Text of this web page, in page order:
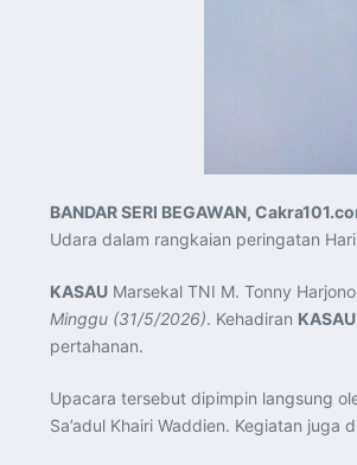
BANDAR SERI BEGAWAN,
Udara dalam rangkaian peringatan
KASAU Marsekal TNI M. Tonny
Minggu (31/5/2026). Kehadiran KASAU
pertahanan.
Upacara tersebut dipimpin langsung
Sa’adul Khairi Waddien. Kegiatan